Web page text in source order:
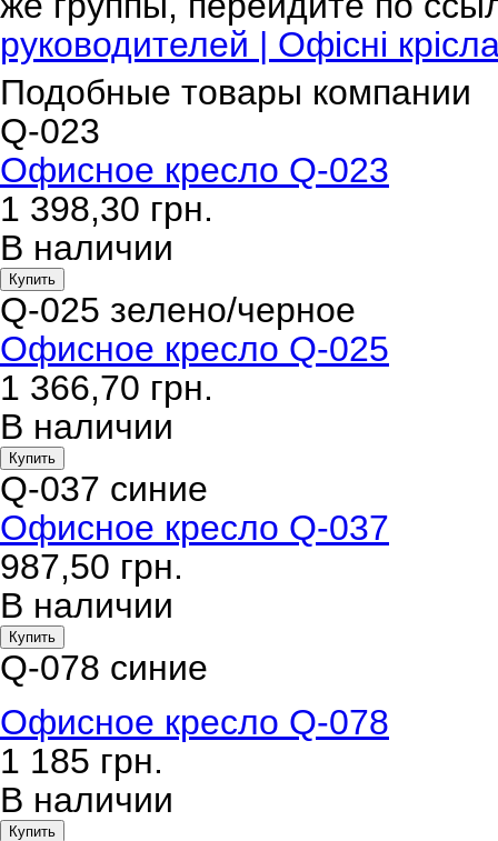
руководителей | Офісні
Подобные товары компании
Q-023
Офисное кресло Q-023
1 398,30 грн.
В наличии
Купить
Q-025 зелено/черное
Офисное кресло Q-025
1 366,70 грн.
В наличии
Купить
Q-037 синие
Офисное кресло Q-037
987,50 грн.
В наличии
Купить
Q-078 синие
Офисное кресло Q-078
1 185 грн.
В наличии
Купить